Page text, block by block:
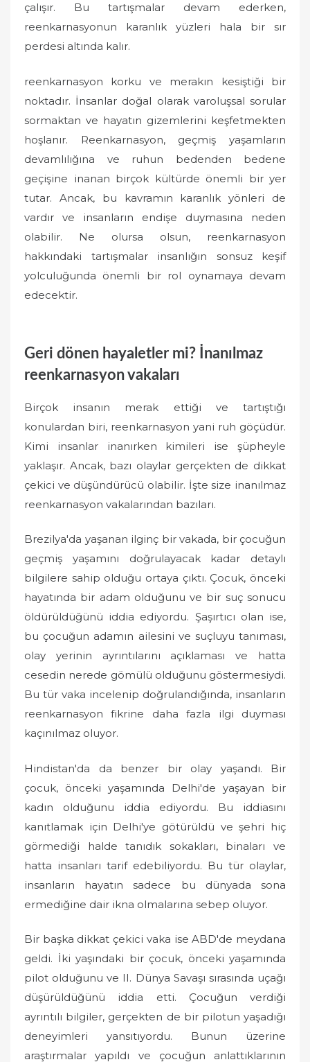
çalışır. Bu tartışmalar devam ederken,
reenkarnasyonun karanlık yüzleri hala bir sır
perdesi altında kalır.
reenkarnasyon korku ve merakın kesiştiği bir
noktadır. İnsanlar doğal olarak varoluşsal sorular
sormaktan ve hayatın gizemlerini keşfetmekten
hoşlanır. Reenkarnasyon, geçmiş yaşamların
devamlılığına ve ruhun bedenden bedene
geçişine inanan birçok kültürde önemli bir yer
tutar. Ancak, bu kavramın karanlık yönleri de
vardır ve insanların endişe duymasına neden
olabilir. Ne olursa olsun, reenkarnasyon
hakkındaki tartışmalar insanlığın sonsuz keşif
yolculuğunda önemli bir rol oynamaya devam
edecektir.
Geri dönen hayaletler mi? İnanılmaz
reenkarnasyon vakaları
Birçok insanın merak ettiği ve tartıştığı
konulardan biri, reenkarnasyon yani ruh göçüdür.
Kimi insanlar inanırken kimileri ise şüpheyle
yaklaşır. Ancak, bazı olaylar gerçekten de dikkat
çekici ve düşündürücü olabilir. İşte size inanılmaz
reenkarnasyon vakalarından bazıları.
Brezilya'da yaşanan ilginç bir vakada, bir çocuğun
geçmiş yaşamını doğrulayacak kadar detaylı
bilgilere sahip olduğu ortaya çıktı. Çocuk, önceki
hayatında bir adam olduğunu ve bir suç sonucu
öldürüldüğünü iddia ediyordu. Şaşırtıcı olan ise,
bu çocuğun adamın ailesini ve suçluyu tanıması,
olay yerinin ayrıntılarını açıklaması ve hatta
cesedin nerede gömülü olduğunu göstermesiydi.
Bu tür vaka incelenip doğrulandığında, insanların
reenkarnasyon fikrine daha fazla ilgi duyması
kaçınılmaz oluyor.
Hindistan'da da benzer bir olay yaşandı. Bir
çocuk, önceki yaşamında Delhi'de yaşayan bir
kadın olduğunu iddia ediyordu. Bu iddiasını
kanıtlamak için Delhi'ye götürüldü ve şehri hiç
görmediği halde tanıdık sokakları, binaları ve
hatta insanları tarif edebiliyordu. Bu tür olaylar,
insanların hayatın sadece bu dünyada sona
ermediğine dair ikna olmalarına sebep oluyor.
Bir başka dikkat çekici vaka ise ABD'de meydana
geldi. İki yaşındaki bir çocuk, önceki yaşamında
pilot olduğunu ve II. Dünya Savaşı sırasında uçağı
düşürüldüğünü iddia etti. Çocuğun verdiği
ayrıntılı bilgiler, gerçekten de bir pilotun yaşadığı
deneyimleri yansıtıyordu. Bunun üzerine
araştırmalar yapıldı ve çocuğun anlattıklarının